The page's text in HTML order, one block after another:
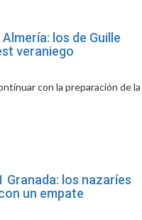
los de Guille
veraniego
con la preparación de la
Granada: los nazaríes
un empate